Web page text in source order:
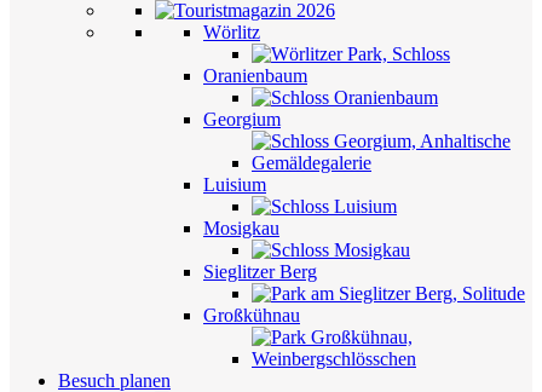
Wörlitz
Oranienbaum
Georgium
Luisium
Mosigkau
Sieglitzer Berg
Großkühnau
Besuch planen